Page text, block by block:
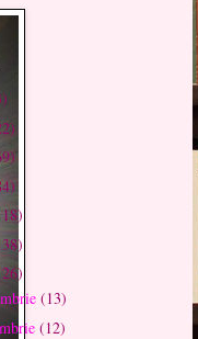
(13)
(12)